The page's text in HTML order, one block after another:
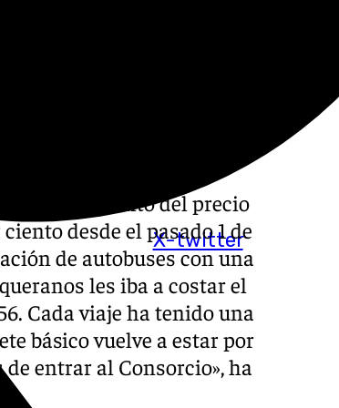
X-twitter
el aumento del precio
desde el pasado 1 de
de autobuses con una
les iba a costar el
Cada viaje ha tenido una
básico vuelve a estar por
de entrar al Consorcio», ha